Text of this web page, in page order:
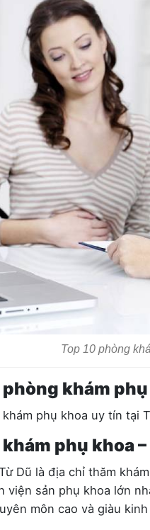
Top 10 phòng
phòng khám
phụ khoa uy tín tại
khám phụ khoa
Dũ là địa chỉ thăm
viện sản phụ khoa lớn
môn cao và giàu